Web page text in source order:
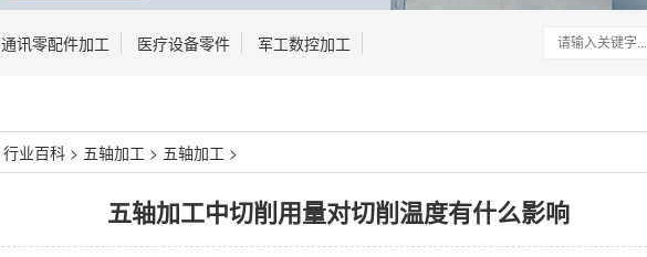
通讯零配件加工 医疗设备零件 军工数控加工
行业百科 > 五轴加工 > 五轴加工 >
五轴加工中切削用量对切削温度有什么影响